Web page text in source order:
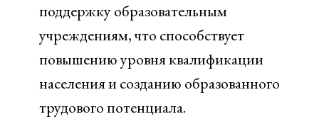
поддержку образовательным
учреждениям, что способствует
повышению уровня квалификации
населения и созданию образованного
трудового потенциала.